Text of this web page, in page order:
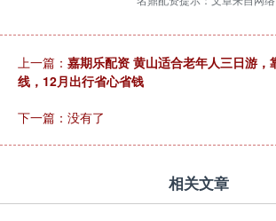
上一篇： 嘉期乐配资 黄山适合老年人三日游，
线，12月出行省心省钱
下一篇：没有了
相关文章